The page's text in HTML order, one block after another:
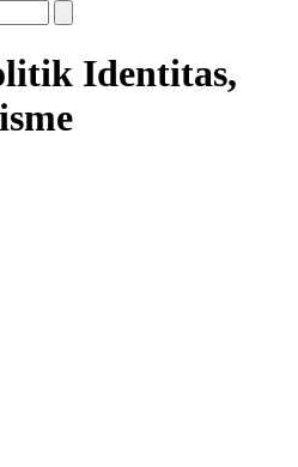
Identitas,